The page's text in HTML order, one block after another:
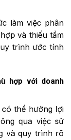
làm việc phân
và thiếu tầm
trình ước tính
hợp với doanh
thể hưởng lợi
qua việc sử
và quy trình rõ